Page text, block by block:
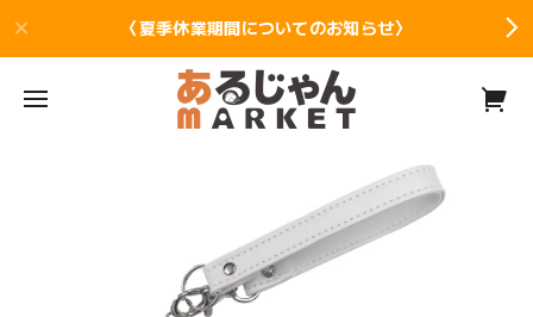
〈夏季休業期間についてのお知らせ〉